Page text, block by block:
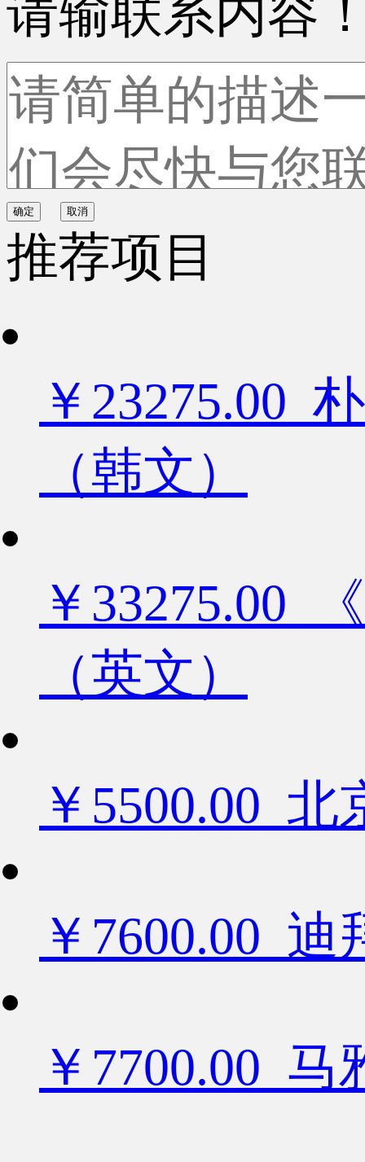
请输联系内容
确定 取消
推荐项目
￥23275.00
（韩文）
￥33275.00
（英文）
￥5500.00
￥7600.00
￥7700.00 马